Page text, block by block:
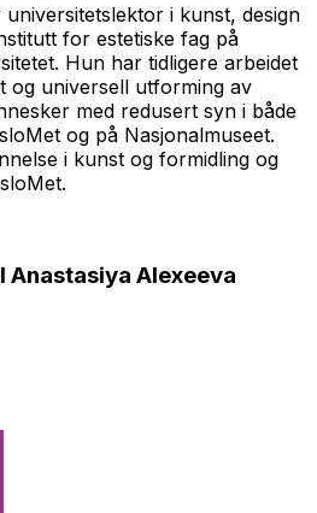
i kunst, design
for estetiske fag på
Hun har tidligere arbeidet
og universell utforming av
med redusert syn i både
og på Nasjonalmuseet.
i kunst og formidling og
Anastasiya Alexeeva